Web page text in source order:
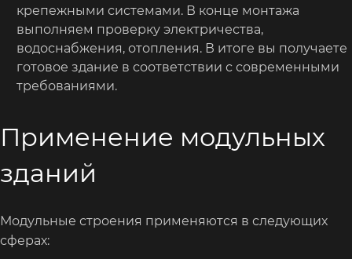
крепежными системами. В конце монтажа
выполняем проверку электричества,
водоснабжения, отопления. В итоге вы получаете
готовое здание в соответствии с современными
требованиями.
Применение модульных
зданий
Модульные строения применяются в следующих
сферах: